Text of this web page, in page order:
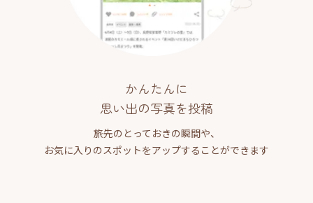
かんたんに
思い出の写真を投稿
旅先のとっておきの瞬間や、
お気に入りのスポットをアップすることができます